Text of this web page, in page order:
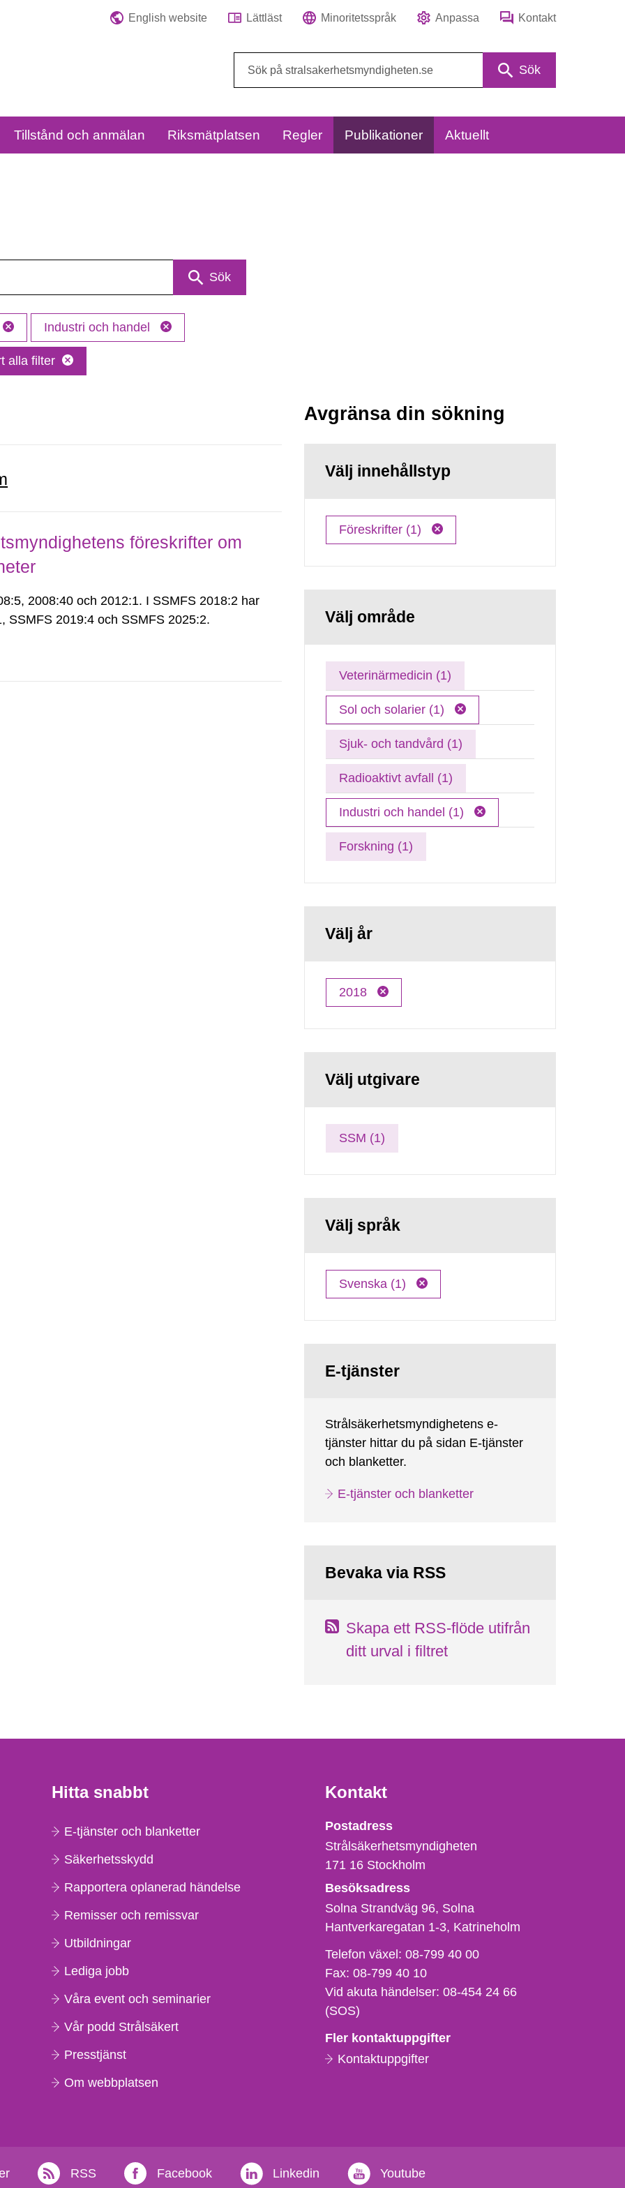
English website Lättläst Minoritetsspråk Anpassa Kontakt
Sök
Tillstånd och anmälan Riksmätplatsen Regler Publikationer Aktuellt
Sök
Industri och handel
alla filter
föreskrifter om
2008:40 och 2012:1. I SSMFS 2018:2 har
SSMFS 2019:4 och SSMFS 2025:2.
Avgränsa din sökning
Välj innehållstyp
Föreskrifter (1)
Välj område
Veterinärmedicin (1)
Sol och solarier (1)
Sjuk- och tandvård (1)
Radioaktivt avfall (1)
Industri och handel (1)
Forskning (1)
Välj år
2018
Välj utgivare
SSM (1)
Välj språk
Svenska (1)
E-tjänster
Strålsäkerhetsmyndighetens e-
tjänster hittar du på sidan E-tjänster
och blanketter.
E-tjänster och blanketter
Bevaka via RSS
Skapa ett RSS-flöde utifrån
ditt urval i filtret
Hitta snabbt
E-tjänster och blanketter
Säkerhetsskydd
Rapportera oplanerad händelse
Remisser och remissvar
Utbildningar
Lediga jobb
Våra event och seminarier
Vår podd Strålsäkert
Presstjänst
Om webbplatsen
Kontakt
Strålsäkerhetsmyndigheten
Postadress
Strålsäkerhetsmyndigheten
171 16 Stockholm
Besöksadress
Solna Strandväg 96, Solna
Hantverkaregatan 1-3 Katrineholm
Telefon,
fax
och
e-
Telefon växel:08-799 40 00
Fax:08-799 40 10
Vid akuta händelser:08-454 24 66
(SOS)
Fler kontaktuppgifter
Kontaktuppgifter
RSS Facebook Linkedin Youtube